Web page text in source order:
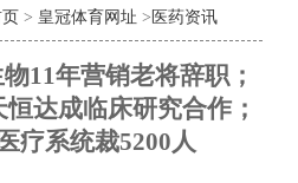
> 皇冠体育网址 > 医药资讯
11年营销老将辞职；
达成临床研究合作；
疗系统裁5200人